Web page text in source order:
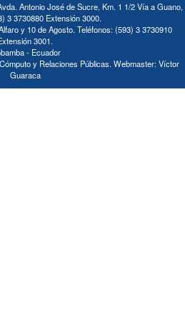
Antonio José de Sucre, Km. 1 1/2 Vía a Guano,
3 3730880 Extensión 3000.
y 10 de Agosto. Teléfonos: (593) 3 3730910
3001.
- Ecuador
y Relaciones Públicas. Webmaster: Víctor
Guaraca